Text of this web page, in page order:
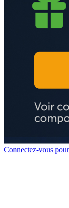
Connectez-vous